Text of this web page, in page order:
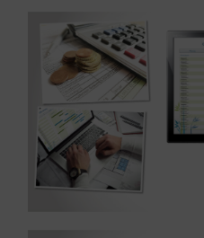
Referenz: Windows-App
Design – Branche
MEHR ERFAHREN ...